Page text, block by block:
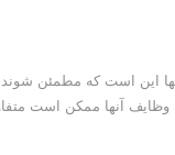
این است که مطمئن شوند
آنها ممکن است